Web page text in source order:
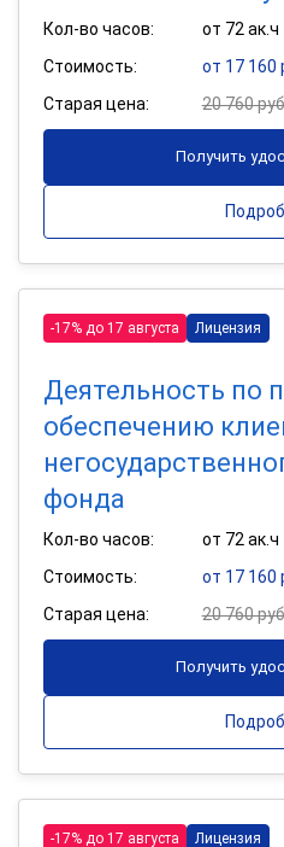
Кол-во часов:
от 72 ак.ч
Стоимость:
от 17 160
Старая цена:
20 760
Получить
-17% до 17 августа Лицензия
Деятельность по
обеспечению
фонда
Кол-во часов:
от 72 ак.ч
Стоимость:
от 17 160
Старая цена:
20 760
Получить
-17% до 17 августа Лицензия